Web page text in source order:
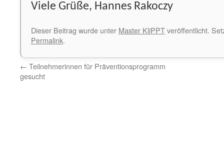
Viele Grüße, Hannes Rakoczy
Dieser Beitrag wurde unter Master KliPPTveröffentlicht.
Permalink.
← Teilnehmerinnen für Präventionsprogramm
gesucht